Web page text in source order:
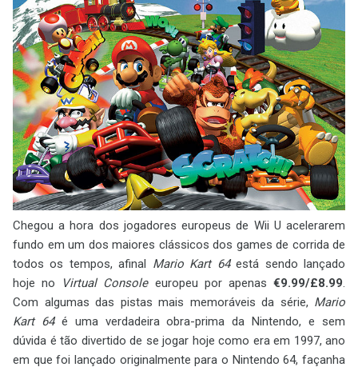
Chegou a hora dos jogadores europeus de Wii U acelerarem
fundo em um dos maiores clássicos dos games de corrida de
todos os tempos, afinal Mario Kart 64está sendo lançado
hoje no
Virtual Consoleeuropeu por apenas€9.99/£8.99.
Com algumas das pistas mais memoráveis da série, Mario
Kart 64é uma verdadeira obra-prima da Nintendo, e sem
dúvida é tão divertido de se jogar hoje como era em 1997, ano
em que foi lançado originalmente para o Nintendo 64, façanha